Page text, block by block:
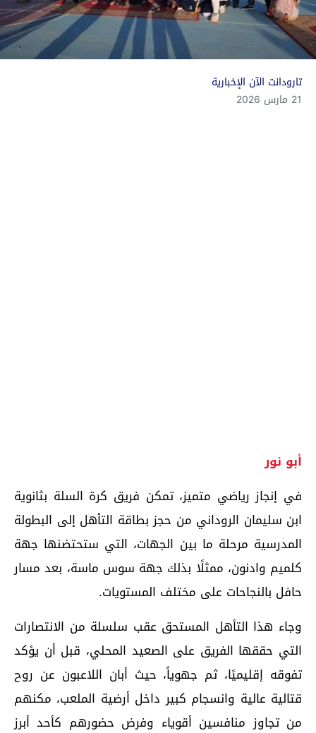
تارودانت الآن الإخبارية
21 مارس 2026
أبو نور
في إنجاز رياضي متميز، تمكن فريق كرة السلة بثانوية
ابن سليمان الروداني من حجز بطاقة التأهل إلى البطولة
المدرسية مرحلة ما بين الجهات، التي ستحتضنها جهة
كلميم وادنون، ممثلًا بذلك جهة سوس ماسة، بعد مسار
حافل بالنجاحات على مختلف المستويات.
وجاء هذا التأهل المستحق عقب سلسلة من الانتصارات
التي حققها الفريق على الصعيد المحلي، قبل أن يؤكد
تفوقه إقليميًا، ثم جهوياً، حيث أبان اللاعبون عن روح
قتالية عالية وانسجام كبير داخل أرضية الملعب، مكنهم
من تجاوز منافسين أقوياء وفرض حضورهم كأحد أبرز